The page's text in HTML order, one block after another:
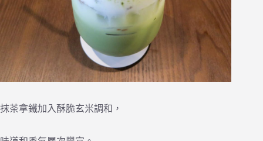
抹茶拿鐵加入酥脆玄米調和，